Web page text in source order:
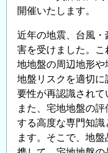
る
技
術
講
習
会
2024」
の
お
知
開催いたします。
近年の地震、台風
害を受けました。
地地盤の周辺地形や
地盤リスクを適切
要性が再認識されて
また、宅地地盤の
する高度な専門知識
ます。そこで、地